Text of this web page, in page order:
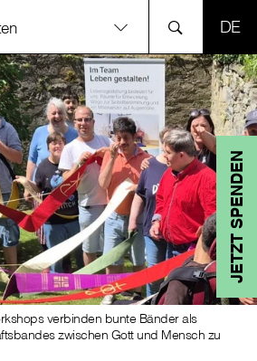
JETZT SPENDEN
verbinden bunte Bänder als
zwischen Gott und Mensch zu